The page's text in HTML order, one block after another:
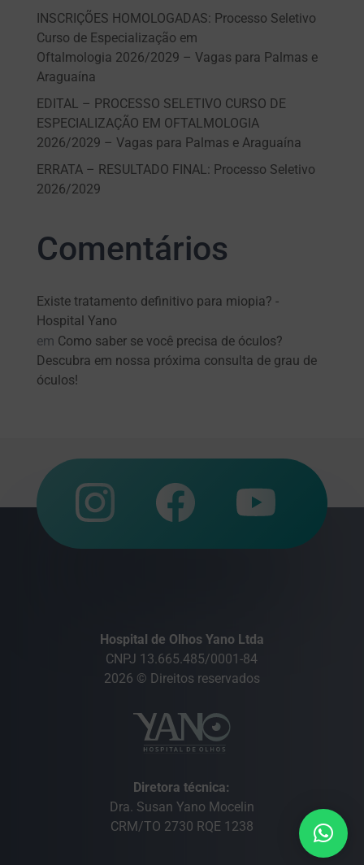
INSCRIÇÕES HOMOLOGADAS: Processo Seletivo
Curso de Especialização em
Oftalmologia 2026/2029 – Vagas para Palmas e
Araguaína
EDITAL – PROCESSO SELETIVO CURSO DE
ESPECIALIZAÇÃO EM OFTALMOLOGIA
2026/2029 – Vagas para Palmas e Araguaína
ERRATA – RESULTADO FINAL: Processo Seletivo
2026/2029
Comentários
Existe tratamento definitivo para miopia? -
Hospital Yano
em Como saber se você precisa de óculos?
Descubra em nossa próxima consulta de grau de
óculos!
Hospital de Olhos Yano Ltda
CNPJ 13.665.485/0001-84
2026 © Direitos reservados
Diretora técnica:
Dra. Susan Yano Mocelin
CRM/TO 2730 RQE 1238